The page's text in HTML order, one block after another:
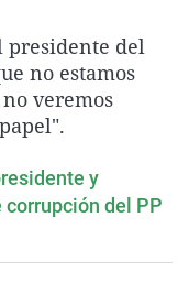
Gente viajera
Como el perro y el
Retornados
Equipo de
Operación Viuda
Galicia
La Rioja
Navarra
País Vasco
Televisión
Elecciones
presidente del
no estamos
veremos
y
corrupción del PP